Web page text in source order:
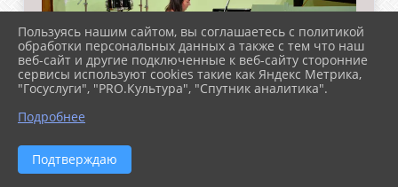
Пользуясь нашим сайтом, вы соглашаетесь с политикой
обработки персональных данных а также с тем что наш
веб-сайт и другие подключенные к веб-сайту сторонние
сервисы используют cookies такие как Яндекс Метрика,
"Госуслуги", "PRO.Культура", "Спутник аналитика".
Подробнее
Подтверждаю